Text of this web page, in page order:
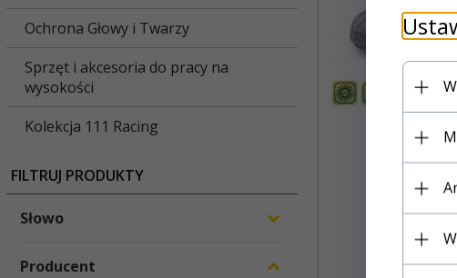
Ochrona Głowy i Twarzy
Sprzęt i akcesoria do pracy na
wysokości
Kolekcja 111 Racing
FILTRUJ PRODUKTY
Słowo
Producent
Mobile
203,